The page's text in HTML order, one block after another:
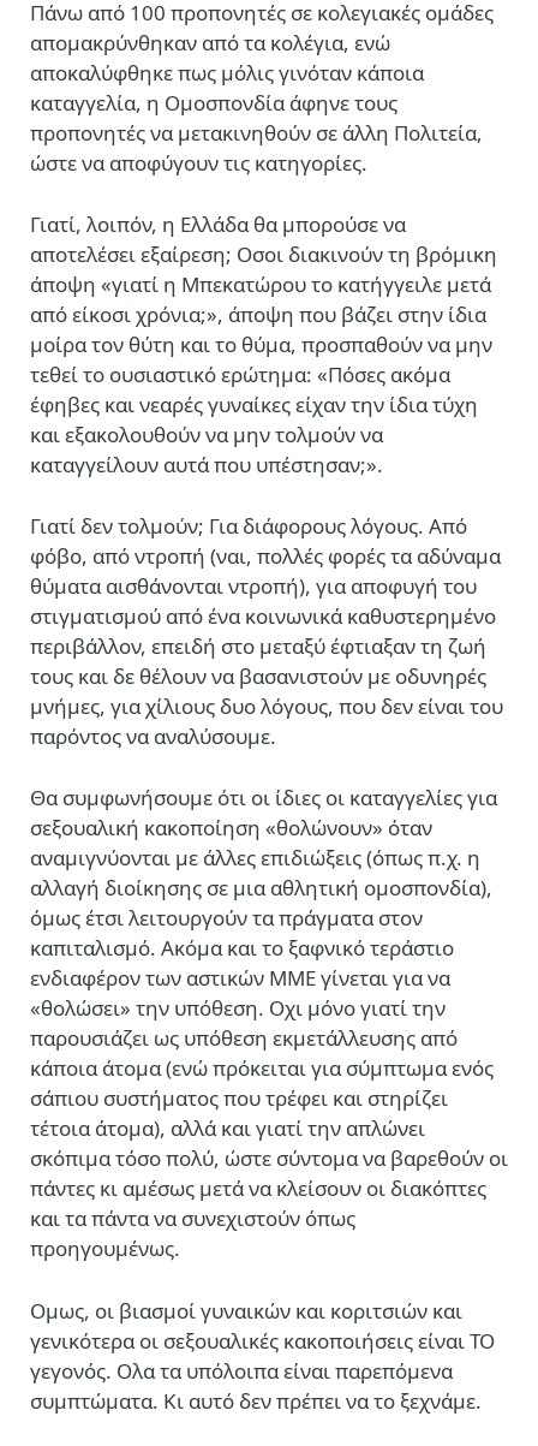
Πάνω από 100 προπονητές σε κολεγιακές ομάδες
απομακρύνθηκαν από τα κολέγια, ενώ
αποκαλύφθηκε πως μόλις γινόταν κάποια
καταγγελία, η Ομοσπονδία άφηνε τους
προπονητές να μετακινηθούν σε άλλη Πολιτεία,
ώστε να αποφύγουν τις κατηγορίες.
Γιατί, λοιπόν, η Ελλάδα θα μπορούσε να
αποτελέσει εξαίρεση; Οσοι διακινούν τη βρόμικη
άποψη «γιατί η Μπεκατώρου το κατήγγειλε μετά
από είκοσι χρόνια;», άποψη που βάζει στην ίδια
μοίρα τον θύτη και το θύμα, προσπαθούν να μην
τεθεί το ουσιαστικό ερώτημα: «Πόσες ακόμα
έφηβες και νεαρές γυναίκες είχαν την ίδια τύχη
και εξακολουθούν να μην τολμούν να
καταγγείλουν αυτά που υπέστησαν;».
Γιατί δεν τολμούν; Για διάφορους λόγους. Από
φόβο, από ντροπή (ναι, πολλές φορές τα αδύναμα
θύματα αισθάνονται ντροπή), για αποφυγή του
στιγματισμού από ένα κοινωνικά καθυστερημένο
περιβάλλον, επειδή στο μεταξύ έφτιαξαν τη ζωή
τους και δε θέλουν να βασανιστούν με οδυνηρές
μνήμες, για χίλιους δυο λόγους, που δεν είναι του
παρόντος να αναλύσουμε.
Θα συμφωνήσουμε ότι οι ίδιες οι καταγγελίες για
σεξουαλική κακοποίηση «θολώνουν» όταν
αναμιγνύονται με άλλες επιδιώξεις (όπως π.χ. η
αλλαγή διοίκησης σε μια αθλητική ομοσπονδία),
όμως έτσι λειτουργούν τα πράγματα στον
καπιταλισμό. Ακόμα και το ξαφνικό τεράστιο
ενδιαφέρον των αστικών ΜΜΕ γίνεται για να
«θολώσει» την υπόθεση. Οχι μόνο γιατί την
παρουσιάζει ως υπόθεση εκμετάλλευσης από
κάποια άτομα (ενώ πρόκειται για σύμπτωμα ενός
σάπιου συστήματος που τρέφει και στηρίζει
τέτοια άτομα), αλλά και γιατί την απλώνει
σκόπιμα τόσο πολύ, ώστε σύντομα να βαρεθούν οι
πάντες κι αμέσως μετά να κλείσουν οι διακόπτες
και τα πάντα να συνεχιστούν όπως
προηγουμένως.
Ομως, οι βιασμοί γυναικών και κοριτσιών και
γενικότερα οι σεξουαλικές κακοποιήσεις είναι ΤΟ
γεγονός. Ολα τα υπόλοιπα είναι παρεπόμενα
συμπτώματα. Κι αυτό δεν πρέπει να το ξεχνάμε.